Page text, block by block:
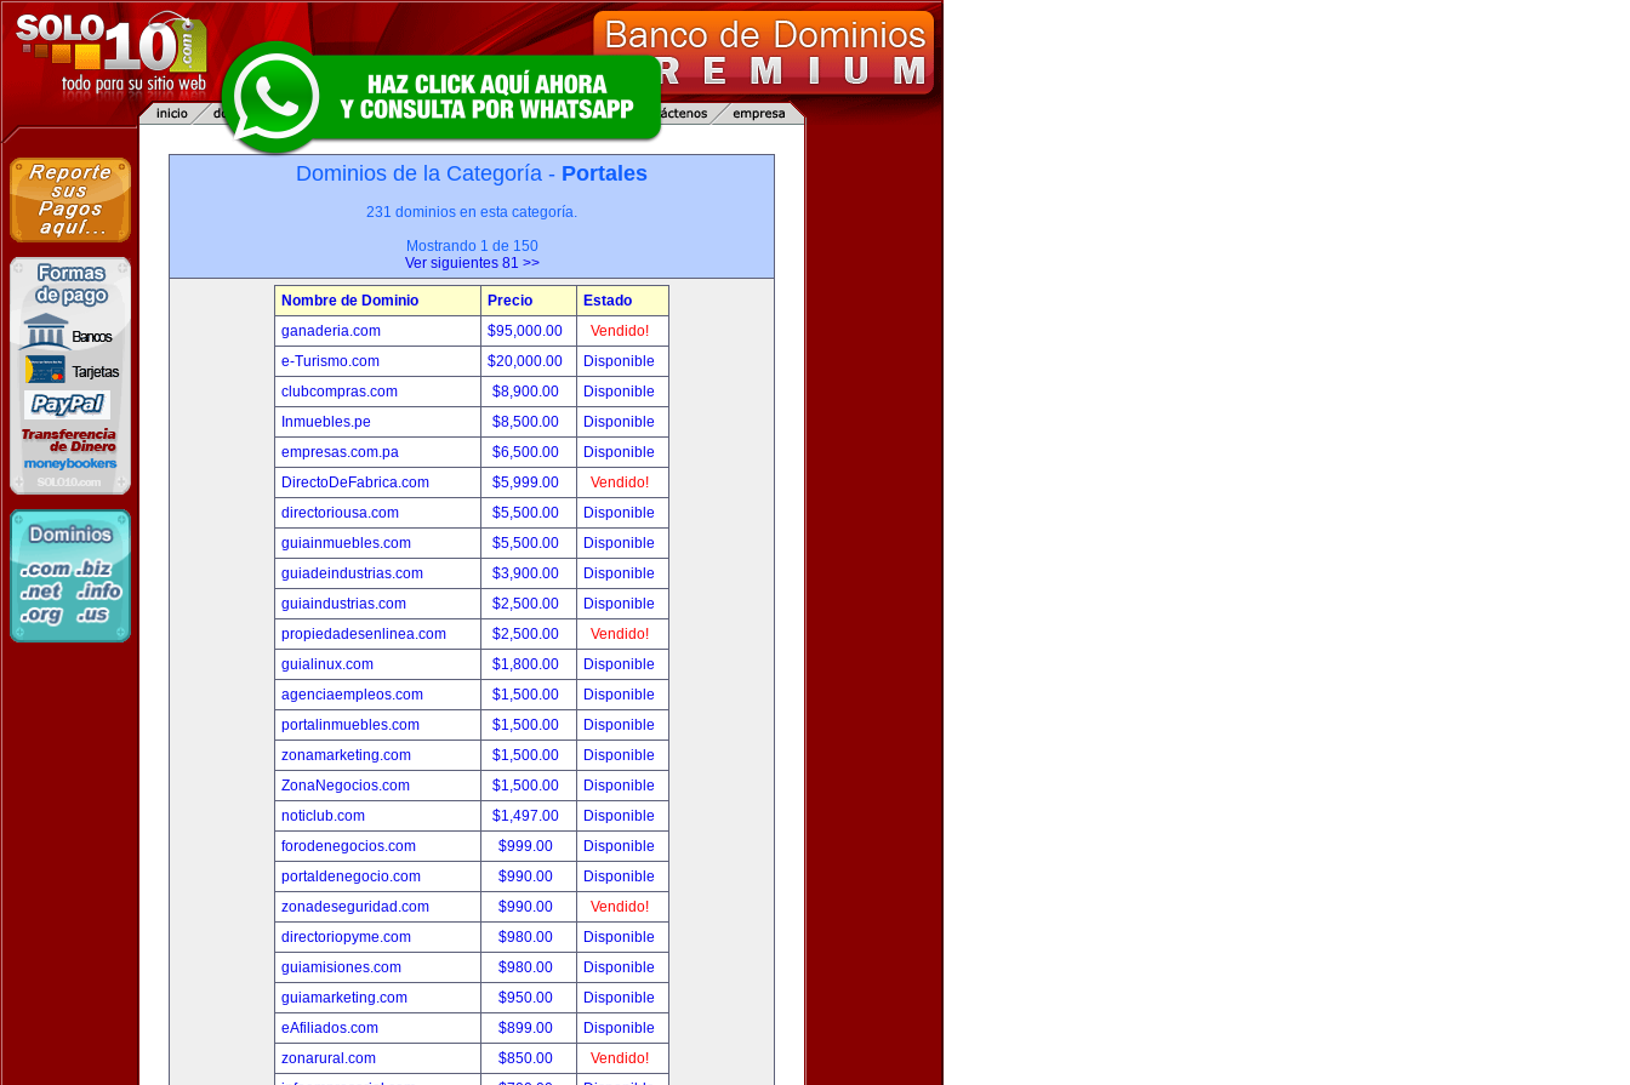
Dominios de la Categoría - Portales
231 dominios en esta categoría.
Mostrando 1 de 150
Ver siguientes 81 >>
Nombre de Dominio Precio
Estado
ganaderia.com
$95,000.00
Vendido!
e-Turismo.com
$20,000.00
Disponible
clubcompras.com
$8,900.00
Disponible
Inmuebles.pe
$8,500.00
Disponible
empresas.com.pa
$6,500.00
Disponible
DirectoDeFabrica.com
$5,999.00
Vendido!
directoriousa.com
$5,500.00
Disponible
guiainmuebles.com
$5,500.00
Disponible
guiadeindustrias.com
$3,900.00
Disponible
guiaindustrias.com
$2,500.00
Disponible
propiedadesenlinea.com
$2,500.00
Vendido!
guialinux.com
$1,800.00
Disponible
agenciaempleos.com
$1,500.00
Disponible
portalinmuebles.com
$1,500.00
Disponible
zonamarketing.com
$1,500.00
Disponible
ZonaNegocios.com
$1,500.00
Disponible
noticlub.com
$1,497.00
Disponible
forodenegocios.com
$999.00
Disponible
portaldenegocio.com
$990.00
Disponible
zonadeseguridad.com
$990.00
Vendido!
directoriopyme.com
$980.00
Disponible
guiamisiones.com
$980.00
Disponible
guiamarketing.com
$950.00
Disponible
eAfiliados.com
$899.00
Disponible
zonarural.com
$850.00
Vendido!